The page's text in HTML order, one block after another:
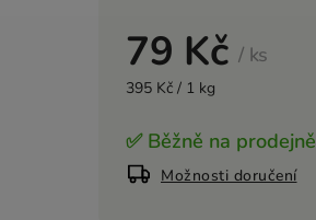
79 Kč/ ks
395 Kč / 1 kg
✅ Běžně na prodejně
Možnosti doručení